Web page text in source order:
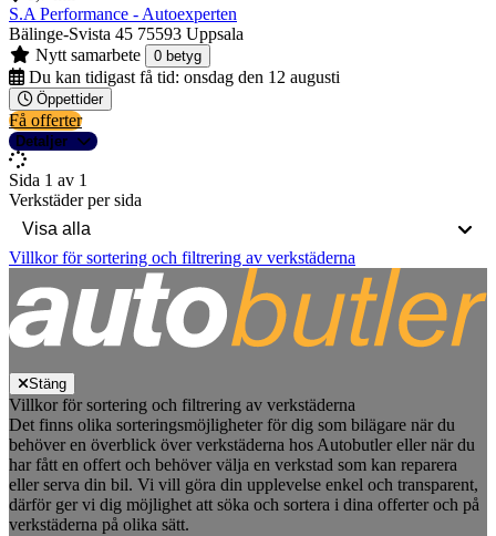
S.A Performance - Autoexperten
Bälinge-Svista 45 75593 Uppsala
Nytt samarbete
0 betyg
Du kan tidigast få tid: onsdag den 12 augusti
Öppettider
Få offerter
Detaljer
Sida 1 av 1
Verkstäder per sida
Villkor för sortering och filtrering av verkstäderna
Stäng
Villkor för sortering och filtrering av verkstäderna
Det finns olika sorteringsmöjligheter för dig som bilägare när du
behöver en överblick över verkstäderna hos Autobutler eller när du
har fått en offert och behöver välja en verkstad som kan reparera
eller serva din bil. Vi vill göra din upplevelse enkel och transparent,
därför ger vi dig möjlighet att söka och sortera i dina offerter och på
verkstäderna på olika sätt.